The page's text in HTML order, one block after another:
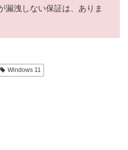
漏洩しない保証は、ありま
Windows 11